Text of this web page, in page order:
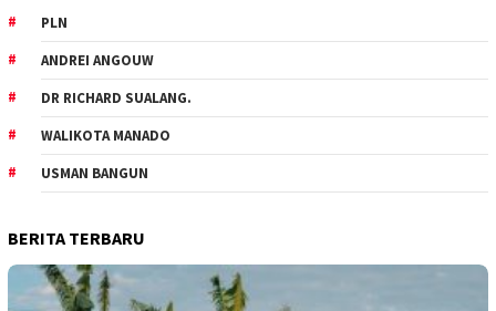
PLN
ANDREI ANGOUW
DR RICHARD SUALANG.
WALIKOTA MANADO
USMAN BANGUN
BERITA TERBARU